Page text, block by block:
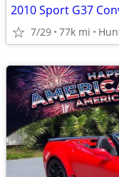
2010 Sport G37
7/29 77k mi